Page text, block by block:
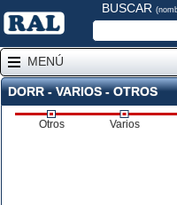
BUSCAR
MENÚ
DORR - VARIOS - OTROS
Otros Varios